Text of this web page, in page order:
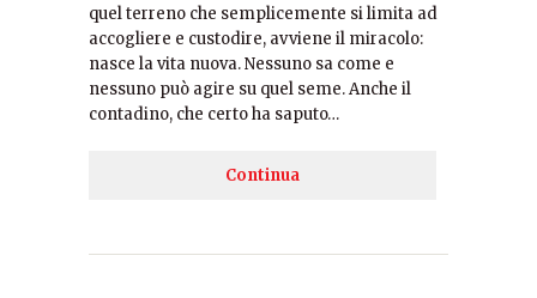
quel terreno che semplicemente si limita ad
accogliere e custodire, avviene il miracolo:
nasce la vita nuova. Nessuno sa come e
nessuno può agire su quel seme. Anche il
contadino, che certo ha saputo…
Continua